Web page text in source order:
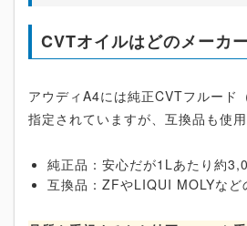
CVTオイルはどのメーカ
アウディA4には純正CVTフルー
指定されていますが、互換品も使用
純正品：安心だが1Lあたり約
互換品：ZFやLIQUI MOLYなど